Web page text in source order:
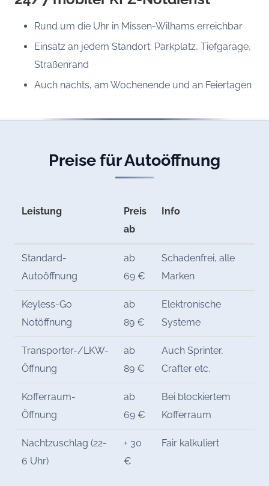
Rund um die Uhr in Missen-Wilhams erreichbar
Einsatz an jedem Standort: Parkplatz, Tiefgarage,
Straßenrand
Auch nachts, am Wochenende und an Feiertagen
Preise für Autoöffnung
Leistung
Preis
ab
Info
Standard-
Autoöffnung
ab
69 €
Schadenfrei, alle
Marken
Keyless-Go
Notöffnung
ab
89 €
Elektronische
Systeme
Transporter-/LKW-
Öffnung
ab
89 €
Auch Sprinter,
Crafter etc.
Kofferraum-
Öffnung
ab
69 €
Bei blockiertem
Kofferraum
Nachtzuschlag (22-
6 Uhr)
+ 30
€
Fair kalkuliert